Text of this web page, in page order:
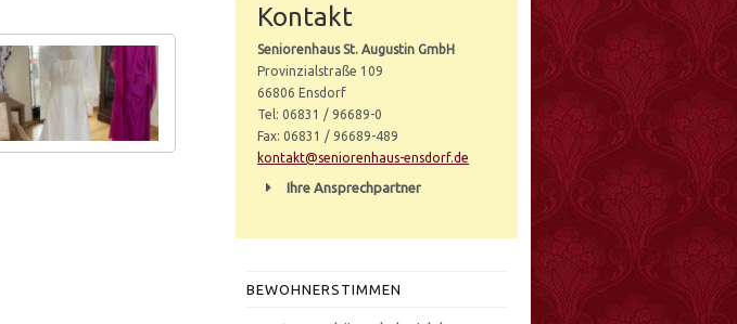
Kontakt
Seniorenhaus St. Augustin GmbH
Provinzialstraße 109
66806 Ensdorf
Tel: 06831 / 96689-0
Fax: 06831 / 96689-489
kontakt@seniorenhaus-ensdorf.de
Ihre Ansprechpartner
BEWOHNERSTIMMEN